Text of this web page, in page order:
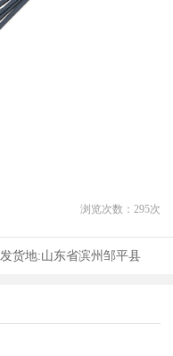
浏览次数： 295次
发货地:山东省滨州邹平县